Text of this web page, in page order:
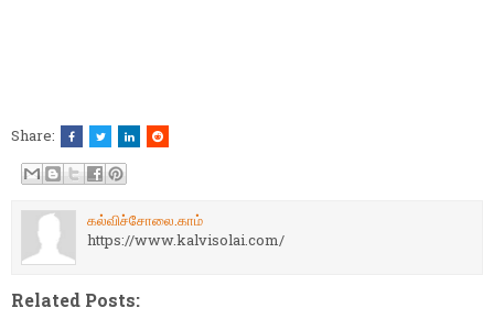
Share:
கல்விச்சோலை.காம்
https://www.kalvisolai.com/
Related Posts: